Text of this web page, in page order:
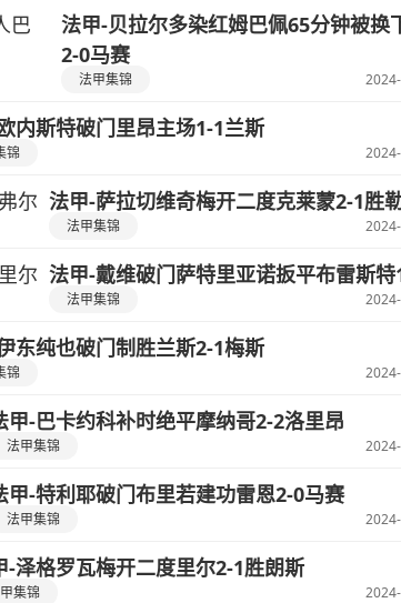
法甲-贝拉尔多染红姆巴佩65分钟被换
2-0马赛
法甲集锦
内斯特破门里昂主场1-1兰斯
锦
法甲-萨拉切维奇梅开二度克莱蒙2-1胜
法甲集锦
法甲-戴维破门萨特里亚诺扳平布雷斯
法甲集锦
东纯也破门制胜兰斯2-1梅斯
锦
甲-巴卡约科补时绝平摩纳哥2-2洛里昂
法甲集锦
甲-特利耶破门布里若建功雷恩2-0马赛
法甲集锦
-泽格罗瓦梅开二度里尔2-1胜朗斯
集锦